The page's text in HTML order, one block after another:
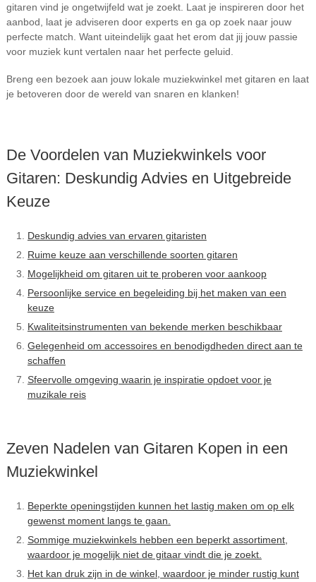
gitaren vind je ongetwijfeld wat je zoekt. Laat je inspireren door het
aanbod, laat je adviseren door experts en ga op zoek naar jouw
perfecte match. Want uiteindelijk gaat het erom dat jij jouw passie
voor muziek kunt vertalen naar het perfecte geluid.
Breng een bezoek aan jouw lokale muziekwinkel met gitaren en laat
je betoveren door de wereld van snaren en klanken!
De Voordelen van Muziekwinkels voor
Gitaren: Deskundig Advies en Uitgebreide
Keuze
Deskundig advies van ervaren gitaristen
Ruime keuze aan verschillende soorten gitaren
Mogelijkheid om gitaren uit te proberen voor aankoop
Persoonlijke service en begeleiding bij het maken van een
keuze
Kwaliteitsinstrumenten van bekende merken beschikbaar
Gelegenheid om accessoires en benodigdheden direct aan te
schaffen
Sfeervolle omgeving waarin je inspiratie opdoet voor je
muzikale reis
Zeven Nadelen van Gitaren Kopen in een
Muziekwinkel
Beperkte openingstijden kunnen het lastig maken om op elk
gewenst moment langs te gaan.
Sommige muziekwinkels hebben een beperkt assortiment,
waardoor je mogelijk niet de gitaar vindt die je zoekt.
Het kan druk zijn in de winkel, waardoor je minder rustig kunt